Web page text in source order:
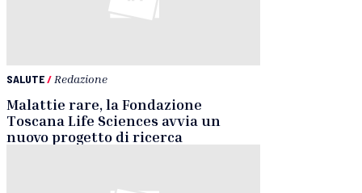
SALUTE/ Redazione
Malattie rare, la Fondazione
Toscana Life Sciences avvia un
nuovo progetto di ricerca